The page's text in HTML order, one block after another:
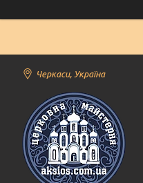
Черкаси, Україна